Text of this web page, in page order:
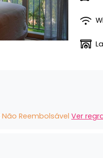
Não Reembolsável Ver